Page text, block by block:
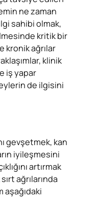
ne zaman
sahibi olmak,
kritik bir
kronik ağrılar
klinik
iş yapar
de ilgisini
gevşetmek, kan
iyileşmesini
artırmak
ağrılarında
aşağıdaki